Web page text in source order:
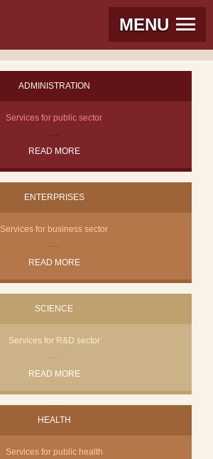
MENU
ADMINISTRATION
Services for public sector
READ MORE
ENTERPRISES
Services for business sector
READ MORE
SCIENCE
Services for R&D sector
READ MORE
HEALTH
Services for public health